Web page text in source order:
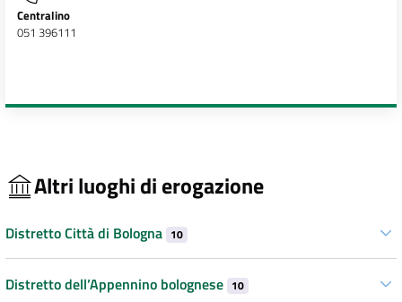
Centralino
051 396111
Altri luoghi di erogazione
Distretto Città di Bologna 10
Distretto dell’Appennino bolognese 10